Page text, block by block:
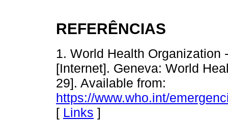
REFERÊNCIAS
1. World Health Organization
[Internet]. Geneva: World
29]. Available from:
https://www.who.int/
[ Links ]